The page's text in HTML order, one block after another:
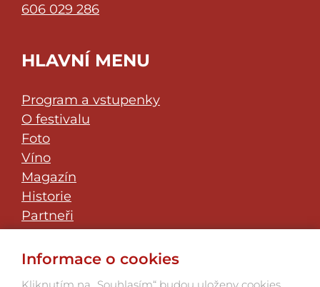
606 029 286
HLAVNÍ MENU
Program a vstupenky
O festivalu
Foto
Víno
Magazín
Historie
Partneři
JazzFest Znojmo
Informace o cookies
Kliknutím na „Souhlasím“ budou uloženy cookies